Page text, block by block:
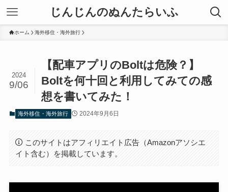
じんじんのぬんたらいふ
ホーム 海外移住・海外旅行
【配車アプリのBoltは危険？】
Boltを何十回と利用してみての感
想を書いてみた！
2024
9/06
海外移住・海外旅行 2024年9月6日
このサイトはアフィリエイト広告（Amazonアソシエ
イト含む）を掲載しています。